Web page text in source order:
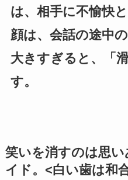
は、相手に不愉快
顔は、会話の途中
大きすぎると、「
す。
笑いを消すのは思
イド。<白い歯は和